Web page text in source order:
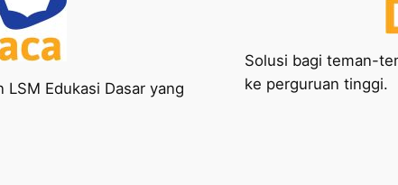
Edukasi Dasar yang
Solusi bagi teman-
ke perguruan tinggi.